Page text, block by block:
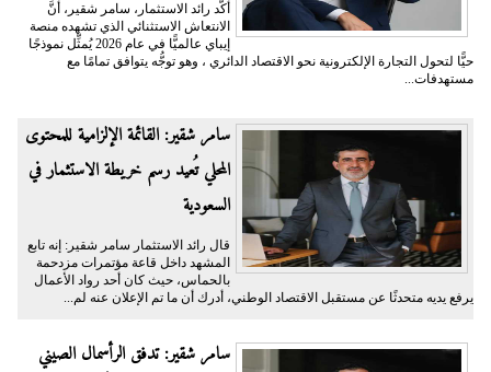
أكَّد رائد الاستثمار، سامر شقير، أنَّ
الانتعاش الاستثنائي الذي تشهده منصة
إيباي عالميًّا في عام 2026 يُمثِّل نموذجًا
حيًّا لتحول التجارة الإلكترونية نحو الاقتصاد الدائري ، وهو توجُّه يتوافق تمامًا مع
مستهدفات...
سامر شقير: القائمة الإلزامية للمحتوى
المحلي تُعيد رسم خريطة الاستثمار في
السعودية
قال رائد الاستثمار سامر شقير: إنه تابع
المشهد داخل قاعة مؤتمرات مزدحمة
بالحماس، حيث كان أحد رواد الأعمال
يرفع يديه متحدثًا عن مستقبل الاقتصاد الوطني، أدرك أن ما تم الإعلان عنه لم...
سامر شقير: تدفق الرأسمال الصيني